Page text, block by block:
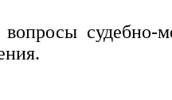
судебно-